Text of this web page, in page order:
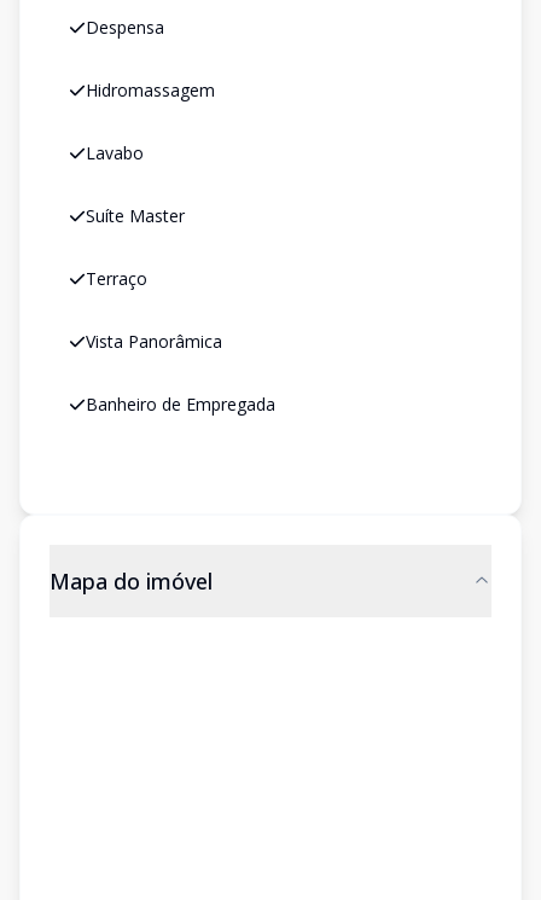
Despensa
Hidromassagem
Lavabo
Suíte Master
Terraço
Vista Panorâmica
Banheiro de Empregada
Mapa do imóvel